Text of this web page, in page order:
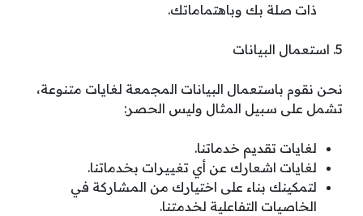
ذات صلة بك وباهتماماتك.
5. استعمال البيانات
نحن نقوم باستعمال البيانات المجمعة لغايات متنوعة،
تشمل على سبيل المثال وليس الحصر:
لغايات تقديم خدماتنا.
لغايات اشعارك عن أي تغييرات بخدماتنا.
لتمكينك بناء على اختيارك من المشاركة في
الخاصيات التفاعلية لخدمتنا.